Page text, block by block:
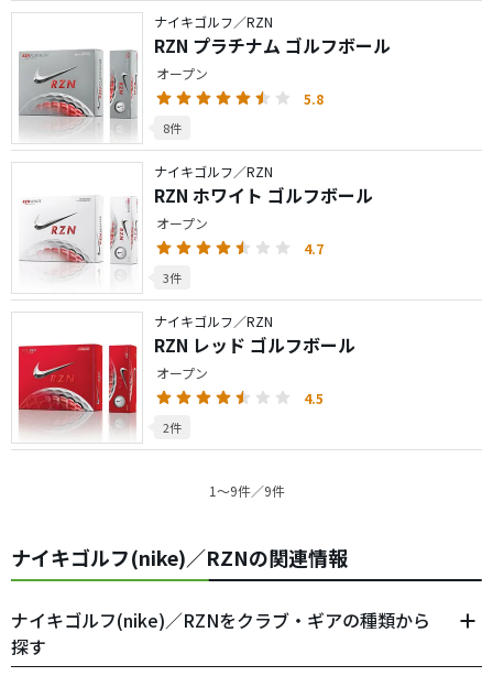
ナイキゴルフ／RZN
RZN プラチナム ゴルフボール
オープン
5.8
8件
ナイキゴルフ／RZN
RZN ホワイト ゴルフボール
オープン
4.7
3件
ナイキゴルフ／RZN
RZN レッド ゴルフボール
オープン
4.5
2件
1〜9件／9件
ナイキゴルフ(nike)／RZNの関連情報
ナイキゴルフ(nike)／RZNをクラブ・ギアの種類から
探す